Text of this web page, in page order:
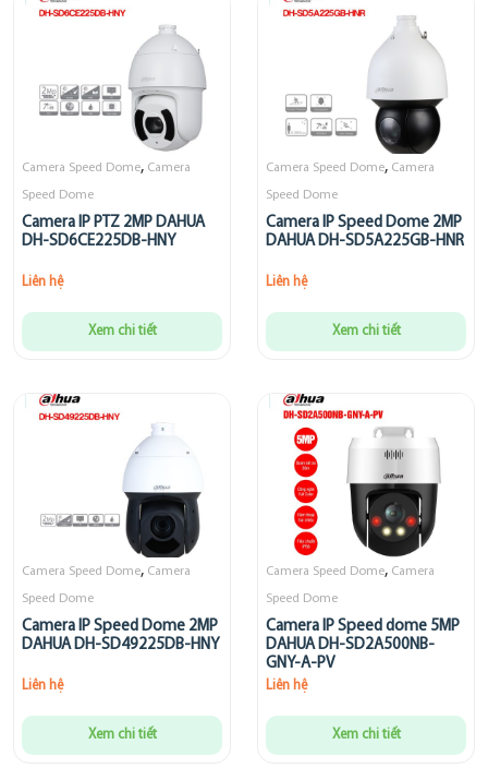
Camera Speed Dome, Camera
Speed Dome
Camera IP PTZ 2MP DAHUA
DH-SD6CE225DB-HNY
Liên hệ
Xem chi tiết
Camera Speed Dome, Camera
Speed Dome
Camera IP Speed Dome 2MP
DAHUA DH-SD5A225GB-HNR
Liên hệ
Xem chi tiết
Camera Speed Dome, Camera
Speed Dome
Camera IP Speed Dome 2MP
DAHUA DH-SD49225DB-HNY
Liên hệ
Xem chi tiết
Camera Speed Dome, Camera
Speed Dome
Camera IP Speed dome 5MP
DAHUA DH-SD2A500NB-
GNY-A-PV
Liên hệ
Xem chi tiết